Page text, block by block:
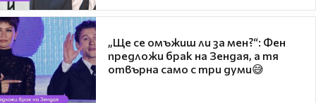
„Ще се омъжиш ли за мен?“: Фен
предложи брак на Зендая, а тя
отвърна само с три думи😅